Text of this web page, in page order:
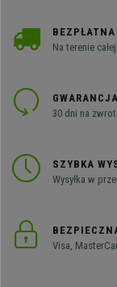
Na terenie
GWARANCJA
30 dni na
SZYBKA
Wysyłka w
Visa,